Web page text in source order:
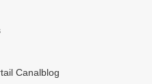
Canalblog